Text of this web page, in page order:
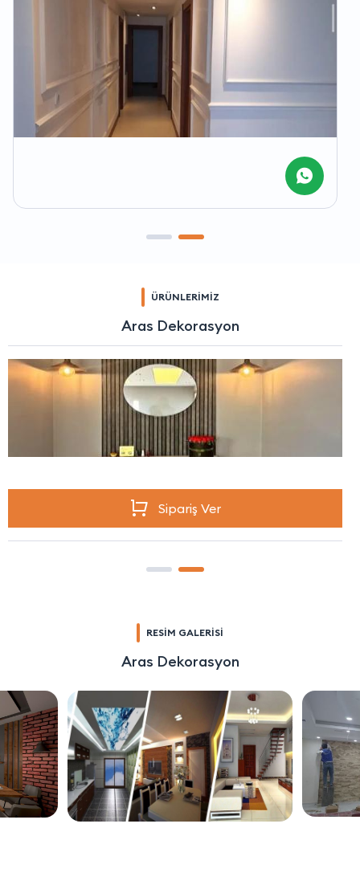
ÜRÜNLERİMİZ
Aras Dekorasyon
Sipariş Ver
RESİM GALERİSİ
Aras Dekorasyon